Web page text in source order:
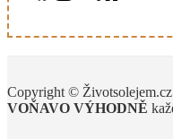
Copyright © Životsolejem.cz
VOŇAVO VÝHODNĚ